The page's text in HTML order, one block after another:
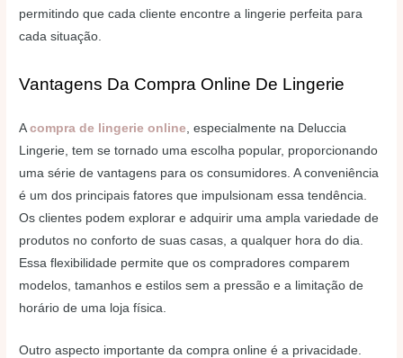
permitindo que cada cliente encontre a lingerie perfeita para
cada situação.
Vantagens Da Compra Online De Lingerie
Acompra de lingerie online , especialmente na Deluccia
Lingerie, tem se tornado uma escolha popular, proporcionando
uma série de vantagens para os consumidores. A conveniência
é um dos principais fatores que impulsionam essa tendência.
Os clientes podem explorar e adquirir uma ampla variedade de
produtos no conforto de suas casas, a qualquer hora do dia.
Essa flexibilidade permite que os compradores comparem
modelos, tamanhos e estilos sem a pressão e a limitação de
horário de uma loja física.
Outro aspecto importante da compra online é a privacidade.